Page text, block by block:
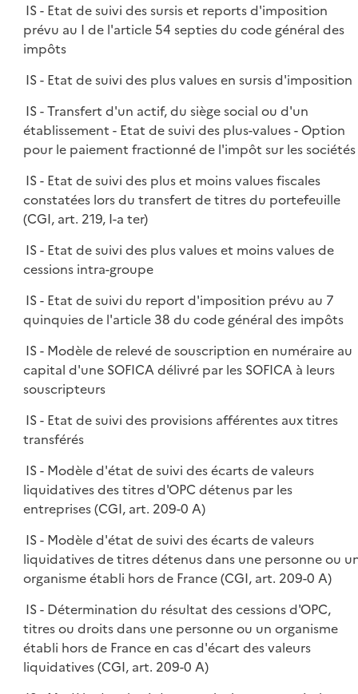
IS - Etat de suivi des sursis et reports d'imposition
prévu au I de l'article 54 septies du code général des
impôts
IS - Etat de suivi des plus values en sursis d'imposition
IS - Transfert d'un actif, du siège social ou d'un
établissement - Etat de suivi des plus-values - Option
pour le paiement fractionné de l'impôt sur les sociétés
IS - Etat de suivi des plus et moins values fiscales
constatées lors du transfert de titres du portefeuille
(CGI, art. 219, I-a ter)
IS - Etat de suivi des plus values et moins values de
cessions intra-groupe
IS - Etat de suivi du report d'imposition prévu au 7
quinquies de l'article 38 du code général des impôts
IS - Modèle de relevé de souscription en numéraire au
capital d'une SOFICA délivré par les SOFICA à leurs
souscripteurs
IS - Etat de suivi des provisions afférentes aux titres
transférés
IS - Modèle d'état de suivi des écarts de valeurs
liquidatives des titres d'OPC détenus par les
entreprises (CGI, art. 209-0 A)
IS - Modèle d'état de suivi des écarts de valeurs
liquidatives de titres détenus dans une personne ou
organisme établi hors de France (CGI, art. 209-0 A)
IS - Détermination du résultat des cessions d'OPC,
titres ou droits dans une personne ou un organisme
établi hors de France en cas d'écart des valeurs
liquidatives (CGI, art. 209-0 A)